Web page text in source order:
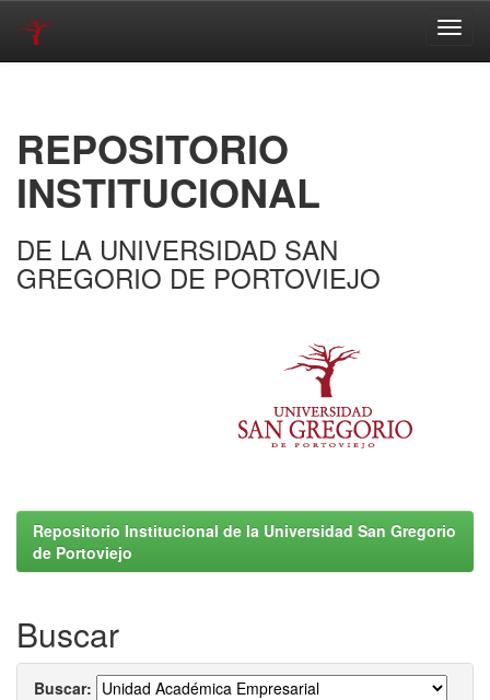
REPOSITORIO
INSTITUCIONAL
DE LA UNIVERSIDAD SAN
GREGORIO DE PORTOVIEJO
Repositorio Institucional de la Universidad San Gregorio
de Portoviejo
Buscar
Buscar: